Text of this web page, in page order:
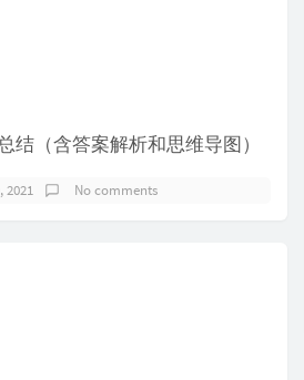
结（含答案解析和思维导图）
2021 No comments